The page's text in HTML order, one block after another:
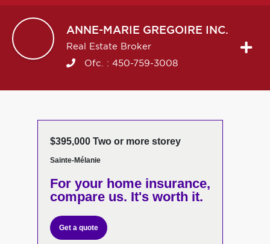
ANNE-MARIE GREGOIRE INC.
Real Estate Broker
Ofc. : 450-759-3008
$395,000 Two or more storey
Sainte-Mélanie
For your home insurance,
compare us. It's worth it.
Get a quote